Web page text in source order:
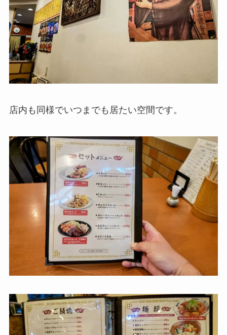
店内も同様でいつまでも居たい空間です。